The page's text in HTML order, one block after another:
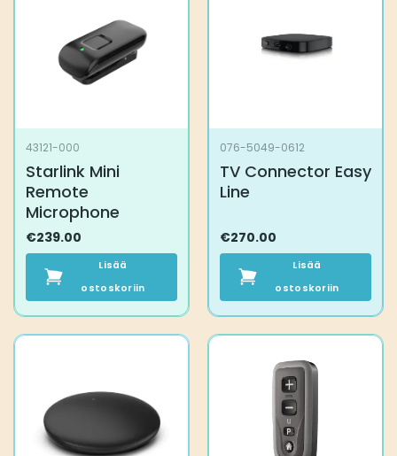
43121-000
Starlink Mini
Remote
Microphone
€239.00
Lisää
ostoskoriin
076-5049-0612
TV Connector Easy
Line
€270.00
Lisää
ostoskoriin